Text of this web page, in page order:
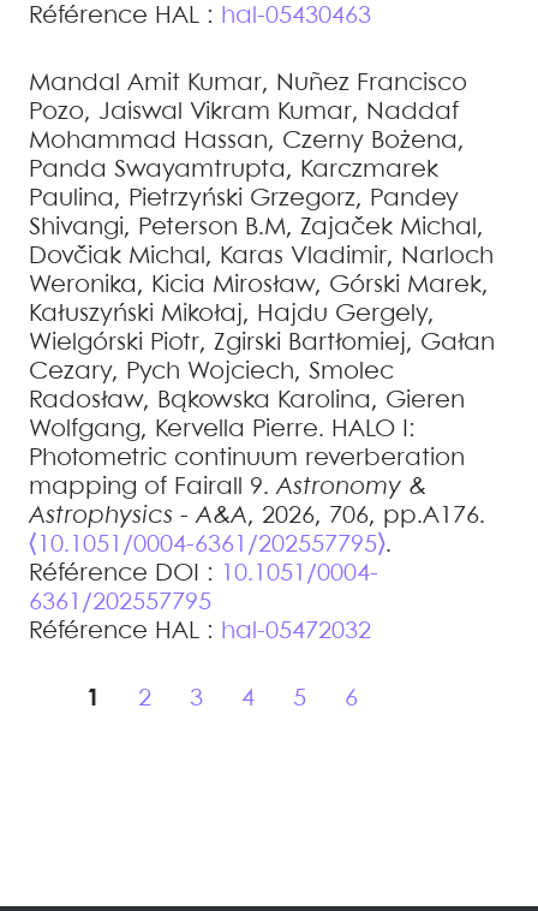
Référence HAL : hal-05430463
Mandal Amit Kumar, Nuñez Francisco
Pozo, Jaiswal Vikram Kumar, Naddaf
Mohammad Hassan, Czerny Bożena,
Panda Swayamtrupta, Karczmarek
Paulina, Pietrzyński Grzegorz, Pandey
Shivangi, Peterson B.M, Zajaček Michal ,
Dovčiak Michal , Karas Vladimir, Narloch
Weronika, Kicia Mirosław, Górski Marek,
Kałuszyński Mikołaj, Hajdu Gergely,
Wielgórski Piotr, Zgirski Bartłomiej, Gałan
Cezary, Pych Wojciech, Smolec
Radosław, Bąkowska Karolina, Gieren
Wolfgang, Kervella Pierre. HALO I:
Photometric continuum reverberation
mapping of Fairall 9.Astronomy &
Astrophysics - A&A, 2026, 706, pp.A176.
⟨10.1051/0004-6361/202557795⟩.
Référence DOI :
10.1051/0004-
6361/202557795
Référence HAL : hal-05472032
1 2 3 4 5 6